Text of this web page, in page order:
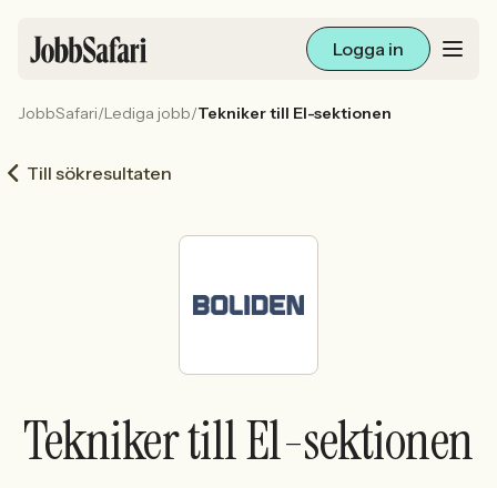
Logga in
Arbetsliv och karriär
För arbetsgivare
Sök med AI
Ny här? Skapa konto
JobbSafari/Lediga jobb/Tekniker till El-sektionen
Till sökresultaten
Tekniker till El-sektionen